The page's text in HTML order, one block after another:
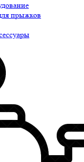
прыжков